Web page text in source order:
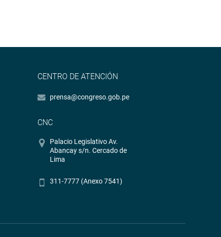
CENTRO DE ATENCIÓN
prensa@congreso.gob.pe
CNC
Palacio Legislativo Av.
Abancay s/n. Cercado de
Lima
311-7777 (Anexo 7541)